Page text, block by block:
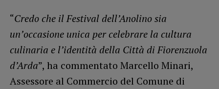
“Credo che il Festival dell’Anolino sia
un’occasione unica per celebrare la cultura
culinaria e l’identità della Città di Fiorenzuola
d’Arda”, ha commentato Marcello Minari,
Assessore al Commercio del Comune di